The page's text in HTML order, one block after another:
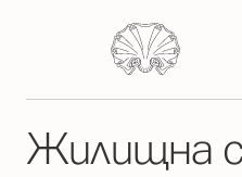
Жилищна